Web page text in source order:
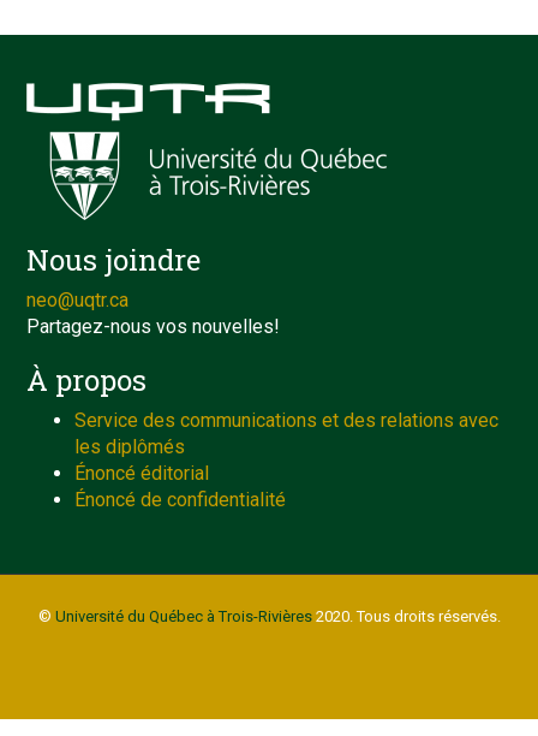
Nous joindre
neo@uqtr.ca
Partagez-nous vos nouvelles!
À propos
Service des communications et des relations avec
les diplômés
Énoncé éditorial
Énoncé de confidentialité
© Université du Québec à Trois-Rivières2020. Tous droits réservés.